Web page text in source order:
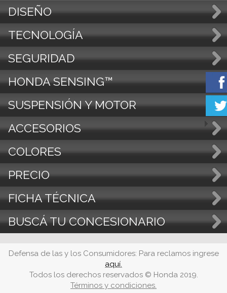
DISEÑO
TECNOLOGÍA
SEGURIDAD
HONDA SENSING™
SUSPENSIÓN Y MOTOR
ACCESORIOS
COLORES
PRECIO
FICHA TÉCNICA
BUSCÁ TU CONCESIONARIO
Defensa de las y los Consumidores: Para reclamos ingrese
aquí.
Todos los derechos reservados © Honda 2019.
Términos y condiciones.